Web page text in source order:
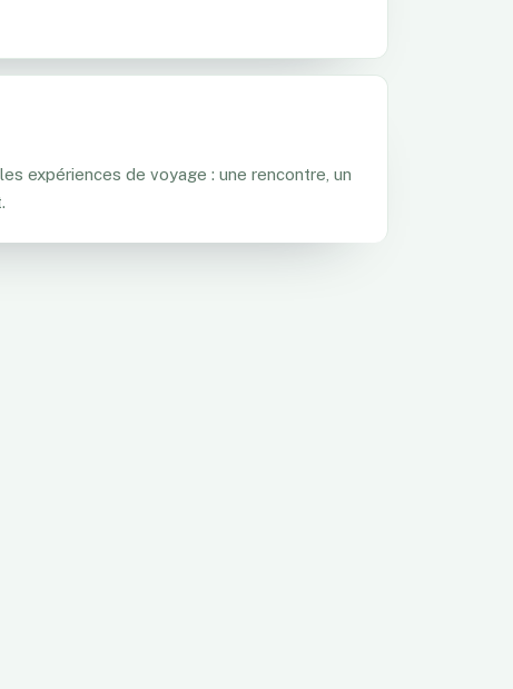
expériences de voyage : une rencontre, un